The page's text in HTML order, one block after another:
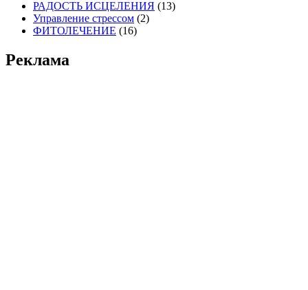
РАДОСТЬ ИСЦЕЛЕНИЯ (13)
Управление стрессом (2)
ФИТОЛЕЧЕНИЕ (16)
Реклама